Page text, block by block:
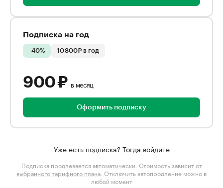
Подписка на год
-40% 10 800₽ в год
900 ₽ в месяц
Оформить подписку
Уже есть подписка? Тогда войдите
Подписка продлевается автоматически. Стоимость зависит от
выбранного тарифного плана . Отключить автопродление можно в
любой момент